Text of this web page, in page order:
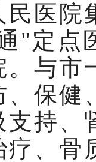
民医院
"定点
。与市
、保健
持、
疗、骨